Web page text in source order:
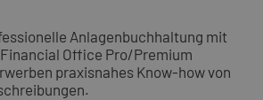
Anlagenbuchhaltung mit
Office Pro/Premium
praxisnahes Know-how von